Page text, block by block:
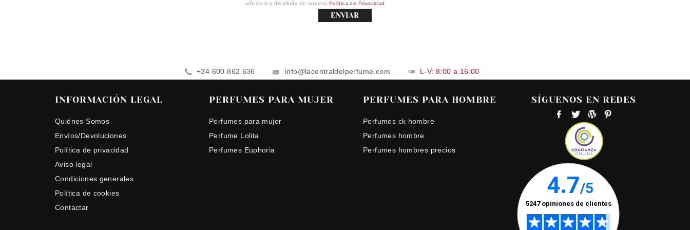
adicional y detallada en nuestra Política de Privacidad
ENVIAR
+34 600 862 636 info@lacentraldelperfume.com L-V: 8:00 a 16:00
INFORMACIÓN LEGAL
Quiénes Somos
Envíos/Devoluciones
Política de privacidad
Aviso legal
Condiciones generales
Política de cookies
Contactar
PERFUMES PARA MUJER
Perfumes para mujer
Perfume Lolita
Perfumes Euphoria
PERFUMES PARA HOMBRE
Perfumes ck hombre
Perfumes hombre
Perfumes hombres precios
SÍGUENOS EN REDES